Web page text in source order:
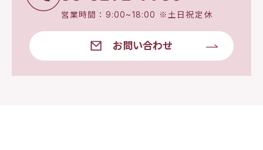
営業時間：9:00~18:00 ※土日祝定休
お問い合わせ